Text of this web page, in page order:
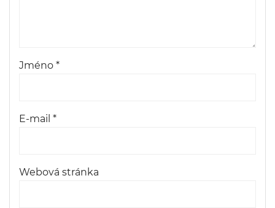
Jméno *
E-mail *
Webová stránka